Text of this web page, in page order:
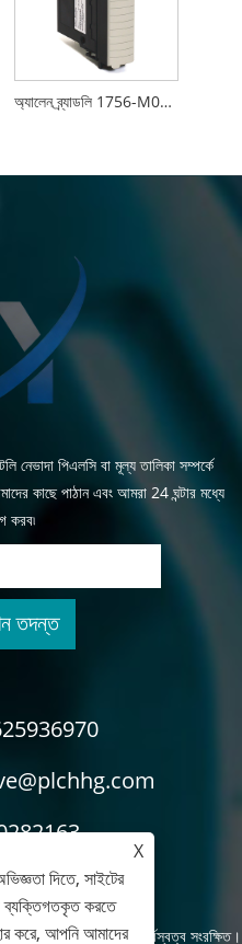
অ্যালেন ব্র্যাডলি 1756-M02AE
নেভাদা পিএলসি বা মূল্য তালিকা সম্পর্কে
কাছে পাঠান এবং আমরা 24 ঘন্টার মধ্যে
করব৷
তদন্ত
প্রযুক্তি কোং, লি. - সর্বস্বত্ব সংরক্ষিত।
X
দিতে, সাইটের
ব্যক্তিগতকৃত করতে
করে, আপনি আমাদের